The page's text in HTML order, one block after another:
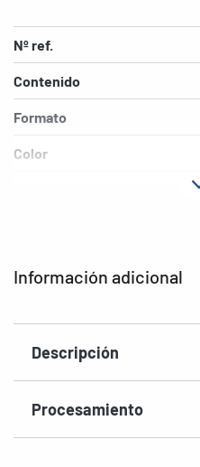
Información adicional
Descripción
Procesamiento
Nº ref.
Contenido
Formato
Color
Forma de las esquinas
Característica
adicional
EAN